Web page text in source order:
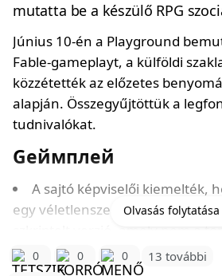
mutatta be a készülő RPG
Június 10-én a Playground
Fable-gameplayt, a külföldi
közzétették az előzetes
alapján. Összegyűjtöttük a
tudnivalókat.
Gеймплей
A sajtó képviselői kiemelték,
egy véletlenszerű build, hanem
szkriptelt verzió, amely nem a
harcrendszerre, hanem a Fable
aspektusaira fókuszál.
Olvasás folytatása
0 0 0 13 további